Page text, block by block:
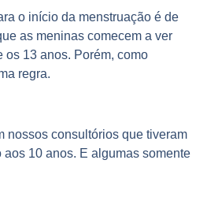
o início da menstruação é de
as meninas comecem a ver
os 13 anos. Porém, como
regra.
nossos consultórios que tiveram
10 anos. E algumas somente